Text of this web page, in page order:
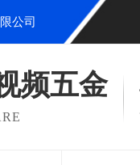
公司
频五金